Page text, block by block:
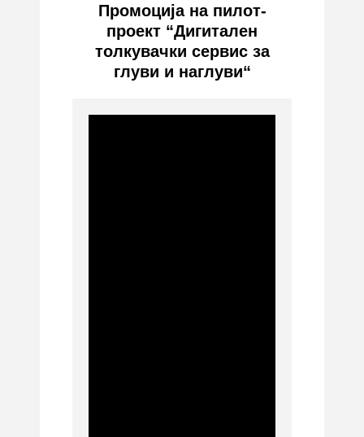
Промоција на пилот-
проект “Дигитален
толкувачки сервис за
глуви и наглуви“